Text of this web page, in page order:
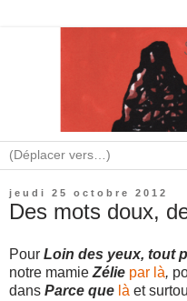
jeudi 25 octobre 2012
Des mots doux,
Pour Loin des yeux, tout
notre mamie Zélie par là,
dans Parce que là et